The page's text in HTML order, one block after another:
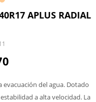
APLUS RADIAL
del agua. Dotado
a alta velocidad. La